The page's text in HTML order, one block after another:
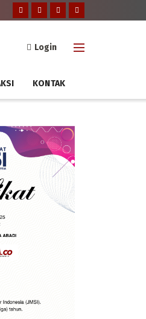
Login
KONTAK